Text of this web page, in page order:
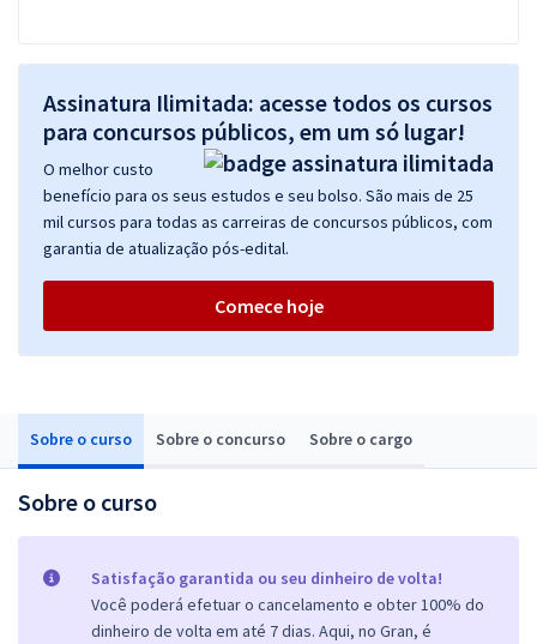
Sobre o curso Sobre o concurso Sobre o cargo
Sobre o curso
Satisfação garantida ou seu dinheiro de volta!
Você poderá efetuar o cancelamento e obter 100% do
dinheiro de volta em até 7 dias. Aqui, no Gran, é
Assinatura Ilimitada: acesse todos os cursos
para concursos públicos, em um só lugar!
O melhor custo
benefício para os seus estudos e seu bolso. São mais de 25
mil cursos para todas as carreiras de concursos públicos, com
garantia de atualização pós-edital.
Comece hoje